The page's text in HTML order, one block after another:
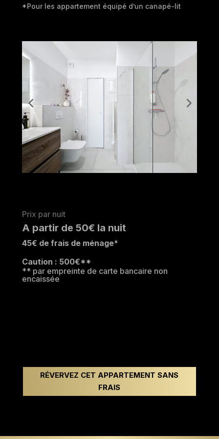
*Pour les appartement équipé d’un canapé-lit
Prix par nuit
A partir de 50€ la nuit
45€ de frais de ménage*
Caution : 500€**
** par empreinte de carte bancaire non
encaissée
RÉVERVEZ CET APPARTEMENT SANS
FRAIS